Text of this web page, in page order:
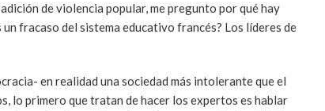
de violencia popular, me pregunto por qué hay
un fracaso del sistema educativo francés? Los líderes de
en realidad una sociedad más intolerante que el
lo primero que tratan de hacer los expertos es hablar